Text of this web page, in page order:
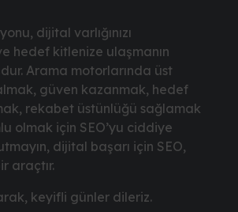
dijital varlığınızı
hedef kitlenize ulaşmanın
Arama motorlarında üst
güven kazanmak, hedef
rekabet üstünlüğü sağlamak
olmak için SEO’yu ciddiye
dijital başarı için SEO,
araçtır.
keyifli günler dileriz.